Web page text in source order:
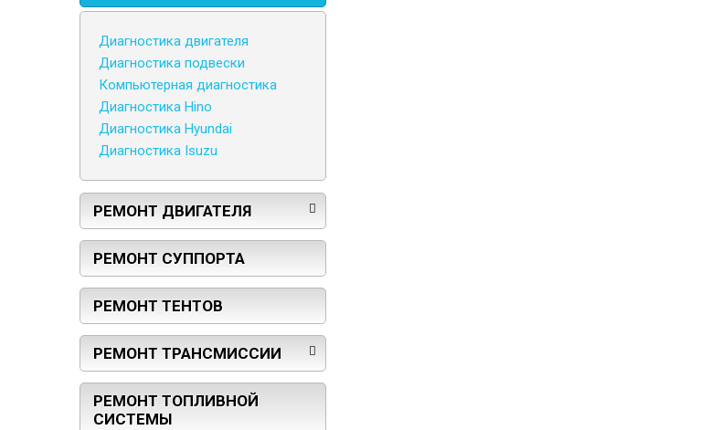
Диагностика двигателя
Диагностика подвески
Компьютерная диагностика
Диагностика Hino
Диагностика Hyundai
Диагностика Isuzu
РЕМОНТ ДВИГАТЕЛЯ
РЕМОНТ СУППОРТА
РЕМОНТ ТЕНТОВ
РЕМОНТ ТРАНСМИССИИ
РЕМОНТ ТОПЛИВНОЙ
СИСТЕМЫ